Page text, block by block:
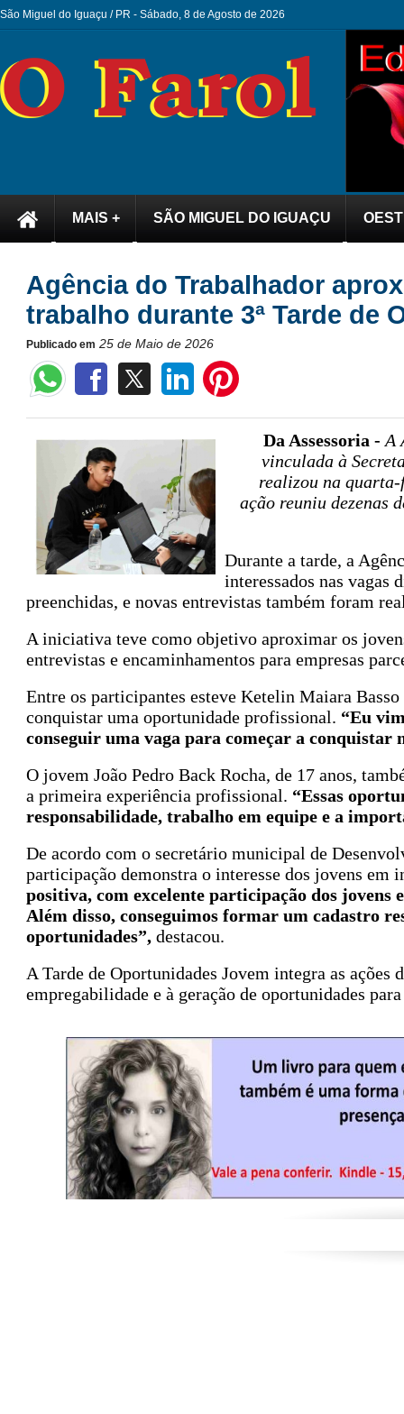
São Miguel do Iguaçu / PR - Sábado, 8 de Agosto de 2026
MAIS + SÃO MIGUEL DO IGUAÇU
Agência do Trabalhador
trabalho durante 3ª Tarde de
Publicado em 25 de Maio de 2026
Da Assessoria - A
vinculada à
realizou na quarta-
ação reuniu dezenas
Durante a tarde, a
interessados nas vagas
preenchidas, e novas entrevistas também foram
A iniciativa teve como objetivo aproximar os
entrevistas e encaminhamentos para empresas
Entre os participantes esteve Ketelin Maiara
conquistar uma oportunidade profissional. “Eu
conseguir uma vaga para começar a conquistar
O jovem João Pedro Back Rocha, de 17 anos,
a primeira experiência profissional. “Essas
responsabilidade, trabalho em equipe e a
De acordo com o secretário municipal de
participação demonstra o interesse dos jovens em
positiva, com excelente participação dos jovens
Além disso, conseguimos formar um cadastro
oportunidades”, destacou.
A Tarde de Oportunidades Jovem integra as
empregabilidade e à geração de oportunidades